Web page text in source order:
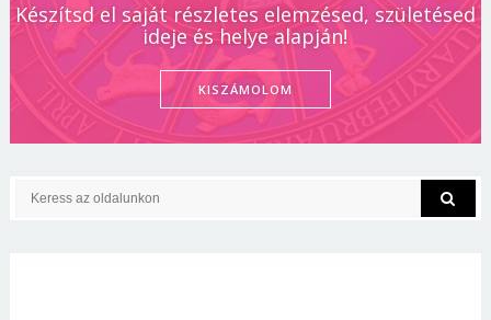
Készítsd el saját részletes elemzésed, születésed
ideje és helye alapján!
KISZÁMOLOM